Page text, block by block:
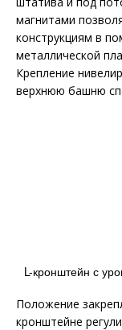
магнитами
конструкциям в
металлической
Крепление
верхнюю башню
L-кронштейн с
Положение
кронштейне